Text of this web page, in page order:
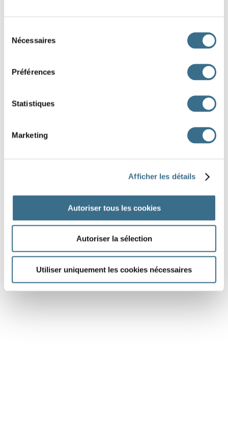
Nécessaires
Préférences
Statistiques
Marketing
Afficher les détails
Autoriser tous les cookies
Autoriser la sélection
Utiliser uniquement les cookies nécessaires